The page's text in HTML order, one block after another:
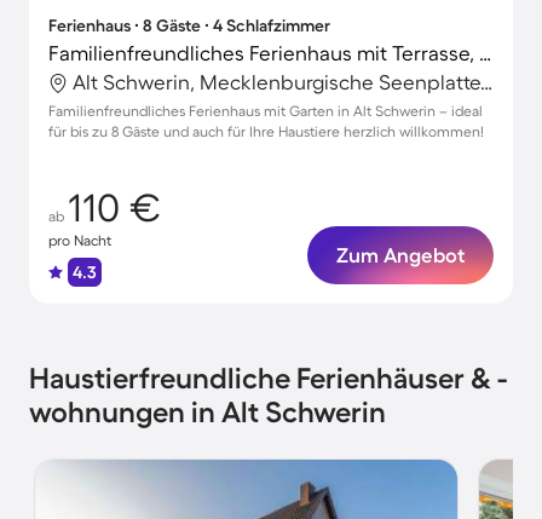
Ferienhaus ∙ 8 Gäste ∙ 4 Schlafzimmer
Familienfreundliches Ferienhaus mit Terrasse, Grill und Garten | Gartenblick | Hunde erlaubt
Alt Schwerin, Mecklenburgische Seenplatte, Deutschland
Familienfreundliches Ferienhaus mit Garten in Alt Schwerin – ideal
für bis zu 8 Gäste und auch für Ihre Haustiere herzlich willkommen!
ab 110 €
pro Nacht
4.3
Zum Angebot
Haustierfreundliche Ferienhäuser & -
wohnungen in Alt Schwerin